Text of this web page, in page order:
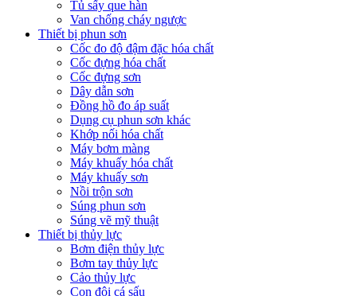
Tủ sấy que hàn
Van chống cháy ngược
Thiết bị phun sơn
Cốc đo độ đậm đặc hóa chất
Cốc đựng hóa chất
Cốc đựng sơn
Dây dẫn sơn
Đồng hồ đo áp suất
Dụng cụ phun sơn khác
Khớp nối hóa chất
Máy bơm màng
Máy khuấy hóa chất
Máy khuấy sơn
Nồi trộn sơn
Súng phun sơn
Súng vẽ mỹ thuật
Thiết bị thủy lực
Bơm điện thủy lực
Bơm tay thủy lực
Cảo thủy lực
Con đội cá sấu